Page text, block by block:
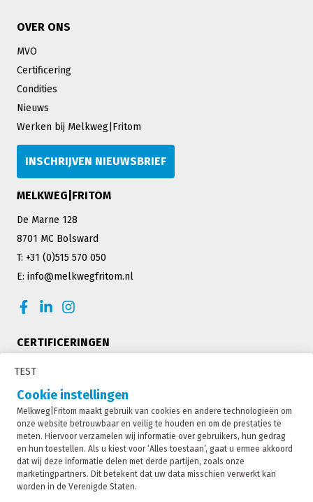
TEST
Cookie instellingen
Melkweg|Fritom maakt gebruik van cookies en andere technologieën om
onze website betrouwbaar en veilig te houden en om de prestaties te
meten. Hiervoor verzamelen wij informatie over gebruikers, hun gedrag
en hun toestellen. Als u kiest voor ‘Alles toestaan’, gaat u ermee akkoord
dat wij deze informatie delen met derde partijen, zoals onze
marketingpartners. Dit betekent dat uw data misschien verwerkt kan
worden in de Verenigde Staten.
OVER ONS
MVO
Certificering
Condities
Nieuws
Werken bij Melkweg|Fritom
INSCHRIJVEN NIEUWSBRIEF
MELKWEG|FRITOM
De Marne 128
8701 MC Bolsward
T: +31 (0)515 570 050
E: info@melkwegfritom.nl
CERTIFICERINGEN